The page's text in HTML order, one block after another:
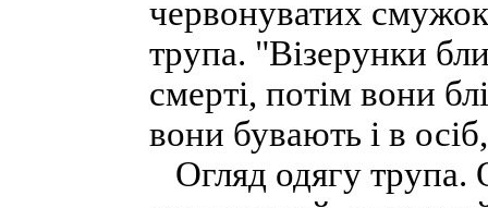
червонуватих
трупа. "Візерунки
смерті, потім вони
вони бувають і в
Огляд одягу трупа.